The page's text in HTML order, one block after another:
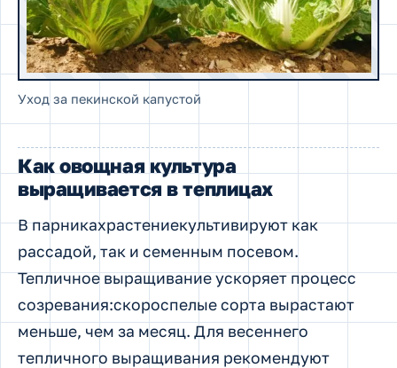
Уход за пекинской капустой
Как овощная культура
выращивается в теплицах
В парникахрастениекультивируют как
рассадой, так и семенным посевом.
Тепличное выращивание ускоряет процесс
созревания:скороспелые сорта вырастают
меньше, чем за месяц. Для весеннего
тепличного выращивания рекомендуют